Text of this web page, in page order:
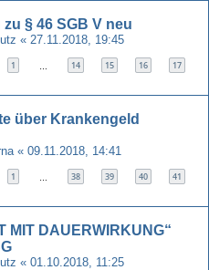
§ 46 SGB V neu
« 27.11.2018, 19:45
1 14 15 16 17
über Krankengeld
« 09.11.2018, 14:41
1 38 39 40 41
MIT DAUERWIRKUNG“
« 01.10.2018, 11:25